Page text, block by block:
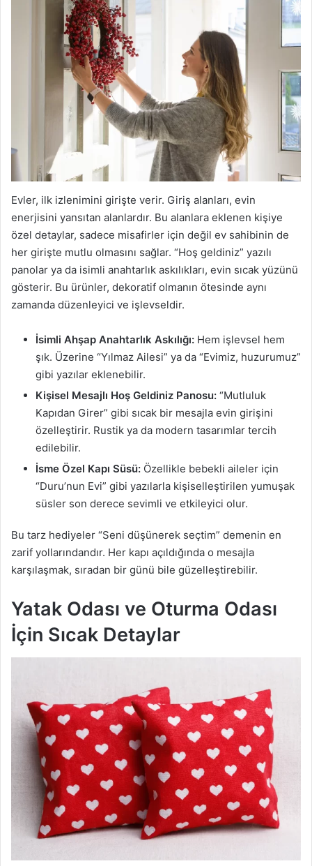
Evler, ilk izlenimini girişte verir. Giriş alanları, evin
enerjisini yansıtan alanlardır. Bu alanlara eklenen kişiye
özel detaylar, sadece misafirler için değil ev sahibinin de
her girişte mutlu olmasını sağlar. “Hoş geldiniz” yazılı
panolar ya da isimli anahtarlık askılıkları, evin sıcak yüzünü
gösterir. Bu ürünler, dekoratif olmanın ötesinde aynı
zamanda düzenleyici ve işlevseldir.
İsimli Ahşap Anahtarlık Askılığı: Hem işlevsel hem
şık. Üzerine “Yılmaz Ailesi” ya da “Evimiz, huzurumuz”
gibi yazılar eklenebilir.
Kişisel Mesajlı Hoş Geldiniz Panosu: “Mutluluk
Kapıdan Girer” gibi sıcak bir mesajla evin girişini
özelleştirir. Rustik ya da modern tasarımlar tercih
edilebilir.
İsme Özel Kapı Süsü: Özellikle bebekli aileler için
“Duru’nun Evi” gibi yazılarla kişiselleştirilen yumuşak
süsler son derece sevimli ve etkileyici olur.
Bu tarz hediyeler “Seni düşünerek seçtim” demenin en
zarif yollarındandır. Her kapı açıldığında o mesajla
karşılaşmak, sıradan bir günü bile güzelleştirebilir.
Yatak Odası ve Oturma Odası
İçin Sıcak Detaylar